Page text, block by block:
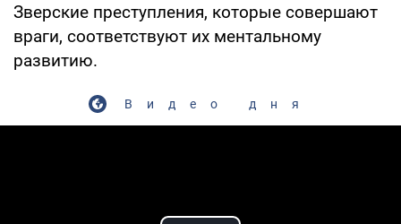
Зверские преступления, которые совершают
враги, соответствуют их ментальному
развитию.
Видео дня